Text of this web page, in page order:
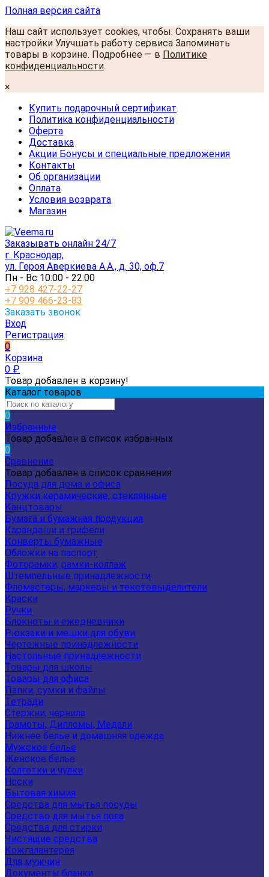
Полная версия сайта
Наш сайт использует cookies, чтобы: Сохранять ваши
настройки Улучшать работу сервиса Запоминать
товары в корзине. Подробнее — в Политике
конфиденциальности.
×
Купить подарочный сертификат
Политика конфиденциальности
Оферта
Доставка
Акции Бонусы и специальные предложения
Контакты
Об организации
Оплата
Условия возврата
Магазин
Заказывать онлайн 24/7
г. Краснодар,
ул. Героя Аверкиева А.А., д. 30, оф.7
Пн - Вс 10:00 - 22:00
+7 928 427-22-27
+7 909 466-23-83
Заказать звонок
Вход
Регистрация
0
Корзина
0 ₽
Товар добавлен в корзину!
Каталог товаров
0
Избранные
Товар добавлен в список избранных
0
Сравнение
Товар добавлен в список сравнения
Посуда для дома и офиса
Кружки керамические, стеклянные
Канцтовары
Бумага и бумажная продукция
Карандаши и грифели
Конверты бумажные
Обложки на паспорт
Фоторамки, рамки-коллаж
Штемпельные принадлежности
Фломастеры, маркеры и текстовыделители
Краски
Ручки
Блокноты и ежедневники
Рюкзаки и мешки для обуви
Чертежные принадлежности
Настольные принадлежности
Товары для школы
Товары для офиса
Папки, сумки и файлы
Тетради
Стержни, чернила
Грамоты, Дипломы, Медали
Нижнее белье и домашняя одежда
Мужское белье
Женское белье
Колготки и чулки
Носки
Бытовая химия
Средства для мытья посуды
Средство для мытья пола
Средства для стирки
Чистящие средства
Кожгалантерея
Для мужчин
Документы бланки